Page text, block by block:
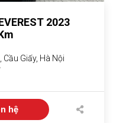
2023
Giấy, Hà Nội
hệ